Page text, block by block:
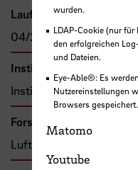
Laufzeit
04/2026 - 03/2030
Institut
Institut für Aerospace-
Forschungs- und
Luft- und Raumfahrt
wurden.
LDAP-Cookie (nur
den erfolgreichen
und Dateien.
Eye-Able®: Es
Nutzereinstellungen
Browsers gespeichert.
Matomo
Youtube